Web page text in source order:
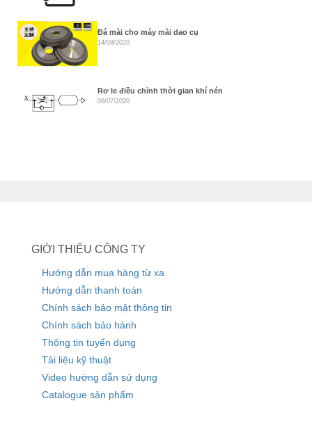
Đá mài cho máy mài dao cụ
14/08/2020
Rơ le điều chỉnh thời gian khí nén
06/07/2020
GIỚI THIỆU CÔNG TY
Hướng dẫn mua hàng từ xa
Hướng dẫn thanh toán
Chính sách bảo mật thông tin
Chính sách bảo hành
Thông tin tuyển dụng
Tài liệu kỹ thuật
Video hướng dẫn sử dụng
Catalogue sản phẩm